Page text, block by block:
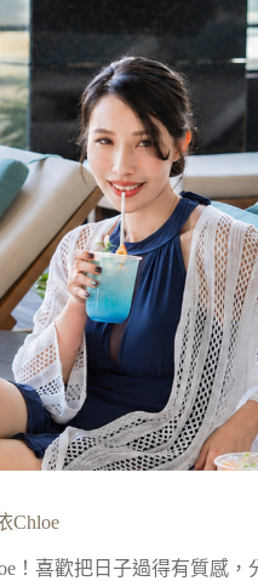
Chloe
！喜歡把日子過得有質感，